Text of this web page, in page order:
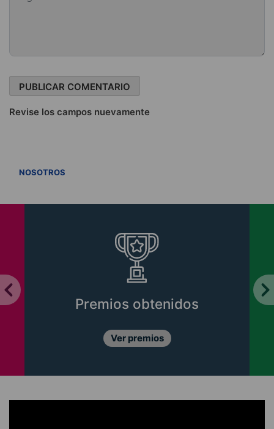
Revise los campos nuevamente
NOSOTROS
Premios obtenidos
Ver premios